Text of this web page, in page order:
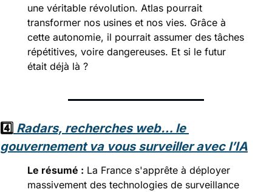
une véritable révolution. Atlas pourrait
transformer nos usines et nos vies. Grâce à
cette autonomie, il pourrait assumer des tâches
répétitives, voire dangereuses. Et si le futur
était déjà là ?
4️⃣ Radars, recherches web… le
gouvernement va vous surveiller avec l’IA
Le résumé : La France s'apprête à déployer
massivement des technologies de surveillance